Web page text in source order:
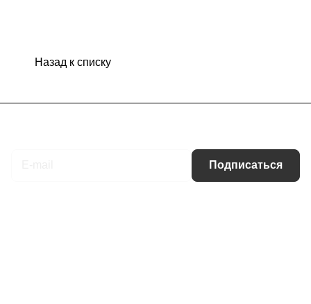
Назад к списку
Подписаться